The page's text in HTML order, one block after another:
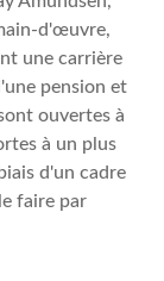
d'œuvre,
une carrière
pension et
ouvertes à
à un plus
d'un cadre
faire par